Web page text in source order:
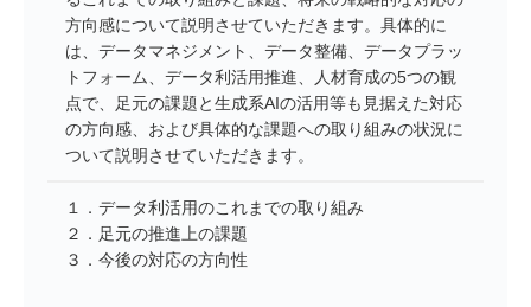
方向感について説明させていただきます。具体的に
は、データマネジメント、データ整備、データプラッ
トフォーム、データ利活用推進、人材育成の5つの観
点で、足元の課題と生成系AIの活用等も見据えた対応
の方向感、および具体的な課題への取り組みの状況に
ついて説明させていただきます。
１．データ利活用のこれまでの取り組み
２．足元の推進上の課題
３．今後の対応の方向性